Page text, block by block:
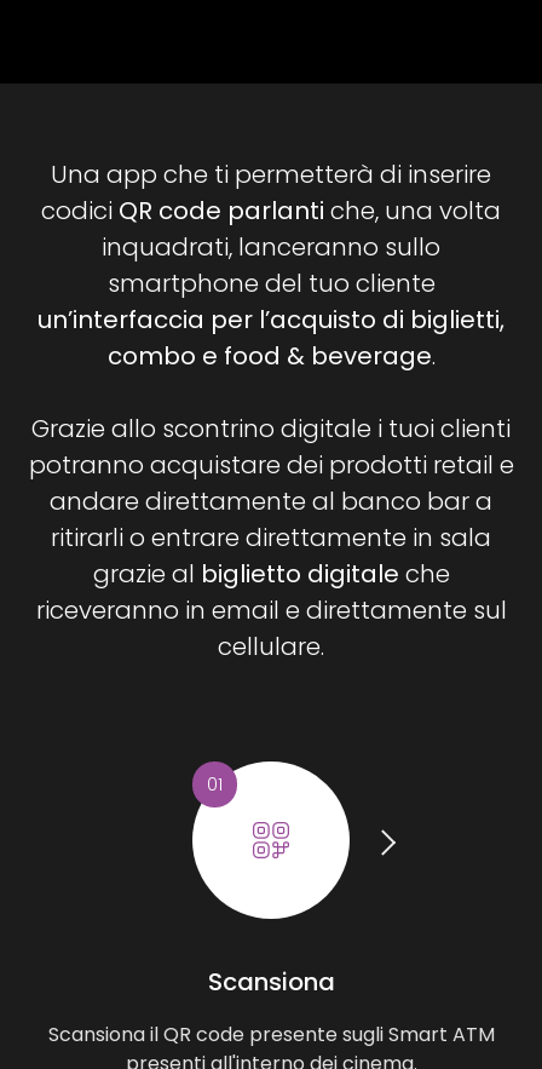
Una app che ti permetterà di inserire
codici QR code parlanti che, una volta
inquadrati, lanceranno sullo
smartphone del tuo cliente
un’interfaccia per l’acquisto di biglietti,
combo e food & beverage.
Grazie allo scontrino digitale i tuoi clienti
potranno acquistare dei prodotti retail e
andare direttamente al banco bar a
ritirarli o entrare direttamente in sala
grazie al biglietto digitale che
riceveranno in email e direttamente sul
cellulare.
01
Scansiona
Scansiona il QR code presente sugli Smart ATM